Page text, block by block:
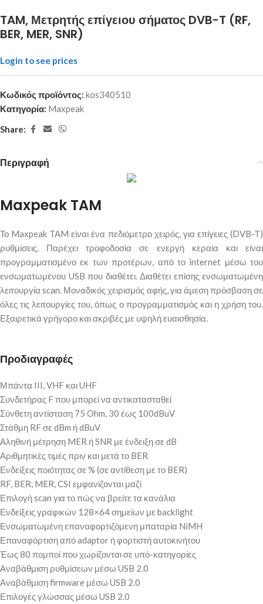
TAM, Μετρητής επίγειου σήματος DVB-T (RF,
BER, MER, SNR)
Login to see prices
Κωδικός προϊόντος: kos340510
Κατηγορία: Maxpeak
Share:
Περιγραφή
Maxpeak TAM
Το Maxpeak TAM είναι ένα πεδιόμετρο χειρός, για επίγειες (DVB-T)
ρυθμίσεις. Παρέχει τροφοδοσία σε ενεργή κεραία και είναι
προγραμματισμένο εκ των προτέρων, από το internet μέσω του
ενσωματωμένου USB που διαθέτει. Διαθέτει επίσης ενσωματωμένη
λειτουργία scan. Μοναδικός χειρισμός αφής, για άμεση πρόσβαση σε
όλες τις λειτουργίες του, όπως ο προγραμματισμός και η χρήση του.
Εξαιρετικά γρήγορο και ακριβές με υψηλή ευαισθησία.
Προδιαγραφές
Μπάντα III, VHF και UHF
Συνδετήρας F που μπορεί να αντικατασταθεί
Σύνθετη αντίσταση 75 Ohm, 30 έως 100dBuV
Στάθμη RF σε dBm ή dBuV
Αληθινή μέτρηση MER ή SNR με ένδειξη σε dB
Αριθμητικές τιμές πριν και μετά το BER
Ενδείξεις ποιότητας σε % (σε αντίθεση με το BER)
RF, BER, MER, CSI εμφανίζονται μαζί
Επιλογή scan για το πώς να βρείτε τα κανάλια
Ενδείξεις γραφικών 128×64 σημείων με backlight
Ενσωματωμένη επαναφορτιζόμενη μπαταρία NiMH
Επαναφόρτιση από adaptor ή φορτιστή αυτοκινήτου
Έως 80 πομποί που χωρίζονται σε υπό-κατηγορίες
Αναβάθμιση ρυθμίσεων μέσω USB 2.0
Αναβάθμιση firmware μέσω USB 2.0
Επιλογές γλώσσας μέσω USB 2.0